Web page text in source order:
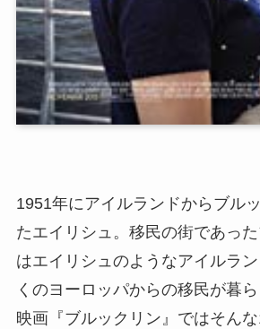
1951年にアイルランドからブル
たエイリシュ。移民の街であっ
はエイリシュのようなアイルラ
くのヨーロッパからの移民が暮ら
映画『ブルックリン』ではそん